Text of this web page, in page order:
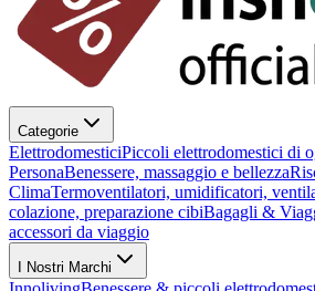
Categorie
ElettrodomesticiPiccoli elettrodomestici di
PersonaBenessere, massaggio e bellezza
ClimaTermoventilatori, umidificatori,
colazione, preparazione cibiBagagli &
accessori da viaggio
I Nostri Marchi